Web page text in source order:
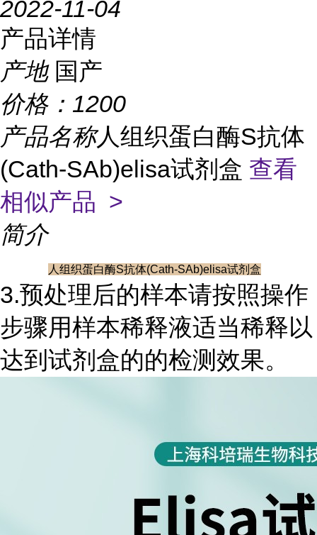
2022-11-04
产品详情
产地 国产
价格： 1200
产品名称人组织蛋白酶S抗体
(Cath-SAb)elisa试剂盒 查看
相似产品 >
简介
人组织蛋白酶S抗体(Cath-SAb)elisa试剂盒
3.预处理后的样本请按照操作
步骤用样本稀释液适当稀释以
达到试剂盒的的检测效果。